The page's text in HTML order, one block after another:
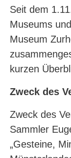
Seit dem
Museums
Museum
kurzen
Zweck des
Zweck des
Sammler
„Gesteine,